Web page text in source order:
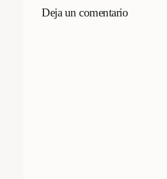
Deja un comentario